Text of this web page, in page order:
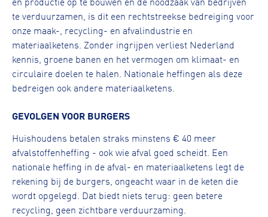
te verduurzamen, is dit een rechtstreekse bedreiging voor
onze maak-, recycling- en afvalindustrie en
materiaalketens. Zonder ingrijpen verliest Nederland
kennis, groene banen en het vermogen om klimaat- en
circulaire doelen te halen. Nationale heffingen als deze
bedreigen ook andere materiaalketens.
GEVOLGEN VOOR BURGERS
Huishoudens betalen straks minstens € 40 meer
afvalstoffenheffing - ook wie afval goed scheidt. Een
nationale heffing in de afval- en materiaalketens legt de
rekening bij de burgers, ongeacht waar in de keten die
wordt opgelegd. Dat biedt niets terug: geen betere
recycling, geen zichtbare verduurzaming.